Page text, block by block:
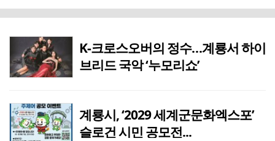
4시간전 '서해 관문' 서산 부성산성서 백제 토목기술 베일 벗다, '해양교류사 새 단서'
3시간전
3시간전
3시간전 2026 강경국가유산야행, ‘묘한 야행’ 개최
4시간전 논산시, 맞춤형 벼 품종 비교 전시포 개장
K-크로스오버의 정수…계룡서 하이
브리드 국악 ‘누모리쇼’
계룡시, ‘2029 세계군문화엑스포’
슬로건 시민 공모전...